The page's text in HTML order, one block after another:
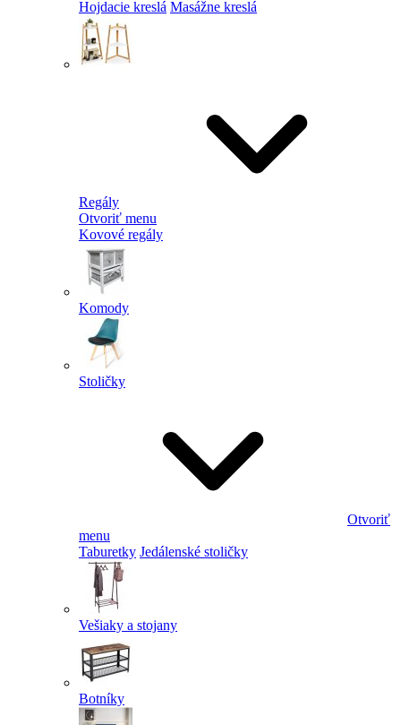
Hojdacie kreslá Masážne kreslá
Regály
Otvoriť menu
Kovové regály
Komody
Stoličky
Otvoriť
menu
Taburetky Jedálenské stoličky
Vešiaky a stojany
Botníky